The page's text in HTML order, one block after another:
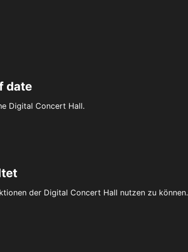
date
Digital Concert Hall.
der Digital Concert Hall nutzen zu können.